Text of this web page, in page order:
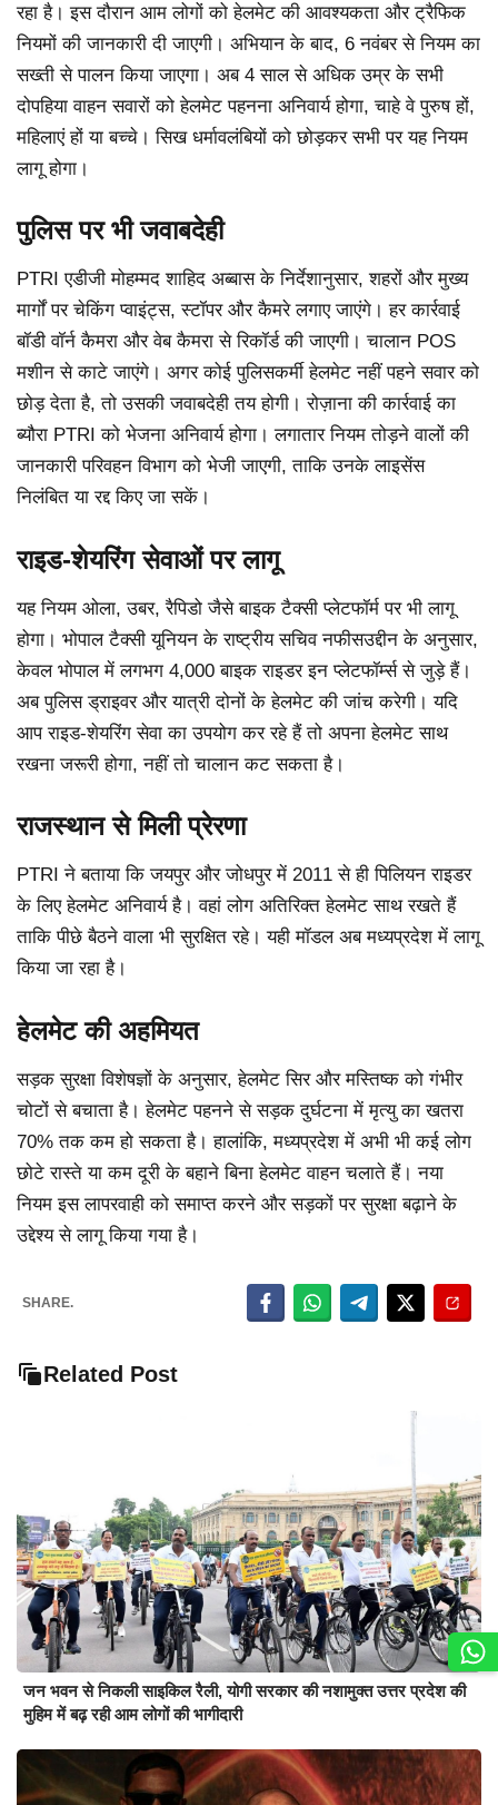
रहा है। इस दौरान आम लोगों को हेलमेट की आवश्यकता और ट्रैफिक
नियमों की जानकारी दी जाएगी। अभियान के बाद, 6 नवंबर से नियम का
सख्ती से पालन किया जाएगा। अब 4 साल से अधिक उम्र के सभी
दोपहिया वाहन सवारों को हेलमेट पहनना अनिवार्य होगा, चाहे वे पुरुष हों,
महिलाएं हों या बच्चे। सिख धर्मावलंबियों को छोड़कर सभी पर यह नियम
लागू होगा।
पुलिस पर भी जवाबदेही
PTRI एडीजी मोहम्मद शाहिद अब्बास के निर्देशानुसार, शहरों और मुख्य
मार्गों पर चेकिंग प्वाइंट्स, स्टॉपर और कैमरे लगाए जाएंगे। हर कार्रवाई
बॉडी वॉर्न कैमरा और वेब कैमरा से रिकॉर्ड की जाएगी। चालान POS
मशीन से काटे जाएंगे। अगर कोई पुलिसकर्मी हेलमेट नहीं पहने सवार को
छोड़ देता है, तो उसकी जवाबदेही तय होगी। रोज़ाना की कार्रवाई का
ब्यौरा PTRI को भेजना अनिवार्य होगा। लगातार नियम तोड़ने वालों की
जानकारी परिवहन विभाग को भेजी जाएगी, ताकि उनके लाइसेंस
निलंबित या रद्द किए जा सकें।
राइड-शेयरिंग सेवाओं पर लागू
यह नियम ओला, उबर, रैपिडो जैसे बाइक टैक्सी प्लेटफॉर्म पर भी लागू
होगा। भोपाल टैक्सी यूनियन के राष्ट्रीय सचिव नफीसउद्दीन के अनुसार,
केवल भोपाल में लगभग 4,000 बाइक राइडर इन प्लेटफॉर्म्स से जुड़े हैं।
अब पुलिस ड्राइवर और यात्री दोनों के हेलमेट की जांच करेगी। यदि
आप राइड-शेयरिंग सेवा का उपयोग कर रहे हैं तो अपना हेलमेट साथ
रखना जरूरी होगा, नहीं तो चालान कट सकता है।
राजस्थान से मिली प्रेरणा
PTRI ने बताया कि जयपुर और जोधपुर में 2011 से ही पिलियन राइडर
के लिए हेलमेट अनिवार्य है। वहां लोग अतिरिक्त हेलमेट साथ रखते हैं
ताकि पीछे बैठने वाला भी सुरक्षित रहे। यही मॉडल अब मध्यप्रदेश में लागू
किया जा रहा है।
हेलमेट की अहमियत
सड़क सुरक्षा विशेषज्ञों के अनुसार, हेलमेट सिर और मस्तिष्क को गंभीर
चोटों से बचाता है। हेलमेट पहनने से सड़क दुर्घटना में मृत्यु का खतरा
70% तक कम हो सकता है। हालांकि, मध्यप्रदेश में अभी भी कई लोग
छोटे रास्ते या कम दूरी के बहाने बिना हेलमेट वाहन चलाते हैं। नया
नियम इस लापरवाही को समाप्त करने और सड़कों पर सुरक्षा बढ़ाने के
उद्देश्य से लागू किया गया है।
SHARE.
Related Post
जन भवन से निकली साइकिल रैली, योगी सरकार की नशामुक्त उत्तर प्रदेश की
मुहिम में बढ़ रही आम लोगों की भागीदारी